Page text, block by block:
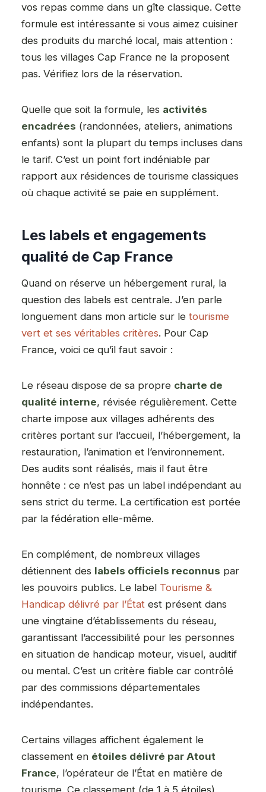
vos repas comme dans un gîte classique. Cette
formule est intéressante si vous aimez cuisiner
des produits du marché local, mais attention :
tous les villages Cap France ne la proposent
pas. Vérifiez lors de la réservation.
Quelle que soit la formule, les activités
encadrées (randonnées, ateliers, animations
enfants) sont la plupart du temps incluses dans
le tarif. C’est un point fort indéniable par
rapport aux résidences de tourisme classiques
où chaque activité se paie en supplément.
Les labels et engagements
qualité de Cap France
Quand on réserve un hébergement rural, la
question des labels est centrale. J’en parle
longuement dans mon article sur le tourisme
vert et ses véritables critères. Pour Cap
France, voici ce qu’il faut savoir :
Le réseau dispose de sa propre charte de
qualité interne, révisée régulièrement. Cette
charte impose aux villages adhérents des
critères portant sur l’accueil, l’hébergement, la
restauration, l’animation et l’environnement.
Des audits sont réalisés, mais il faut être
honnête : ce n’est pas un label indépendant au
sens strict du terme. La certification est portée
par la fédération elle-même.
En complément, de nombreux villages
détiennent des labels officiels reconnus par
les pouvoirs publics. Le label Tourisme &
Handicap délivré par l’État est présent dans
une vingtaine d’établissements du réseau,
garantissant l’accessibilité pour les personnes
en situation de handicap moteur, visuel, auditif
ou mental. C’est un critère fiable car contrôlé
par des commissions départementales
indépendantes.
Certains villages affichent également le
classement en étoiles délivré par Atout
France, l’opérateur de l’État en matière de
tourisme. Ce classement (de 1 à 5 étoiles)